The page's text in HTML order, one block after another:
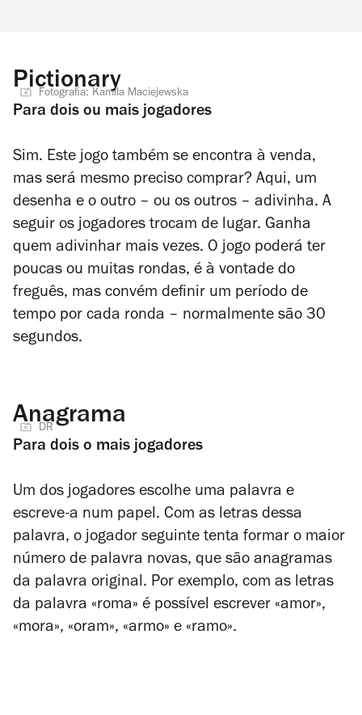
Pictionary
Fotografia: Kamila Maciejewska
Para dois ou mais jogadores
Sim. Este jogo também se encontra à venda,
mas será mesmo preciso comprar? Aqui, um
desenha e o outro – ou os outros – adivinha. A
seguir os jogadores trocam de lugar. Ganha
quem adivinhar mais vezes. O jogo poderá ter
poucas ou muitas rondas, é à vontade do
freguês, mas convém definir um período de
tempo por cada ronda – normalmente são 30
segundos.
Anagrama
DR
Para dois o mais jogadores
Um dos jogadores escolhe uma palavra e
escreve-a num papel. Com as letras dessa
palavra, o jogador seguinte tenta formar o maior
número de palavra novas, que são anagramas
da palavra original. Por exemplo, com as letras
da palavra «roma» é possível escrever «amor»,
«mora», «oram», «armo» e «ramo».